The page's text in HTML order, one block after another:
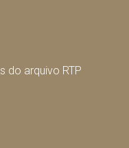
do arquivo RTP